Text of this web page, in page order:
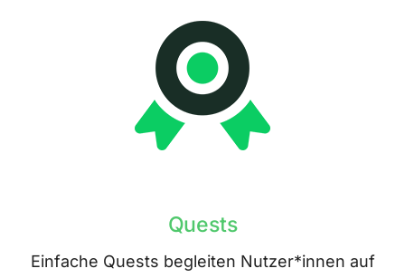
Quests
Einfache Quests begleiten Nutzer*innen auf